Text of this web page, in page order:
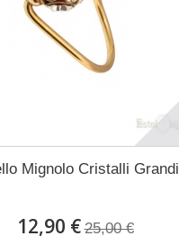
Mignolo Cristalli Grandi
12,90 € 25,00 €